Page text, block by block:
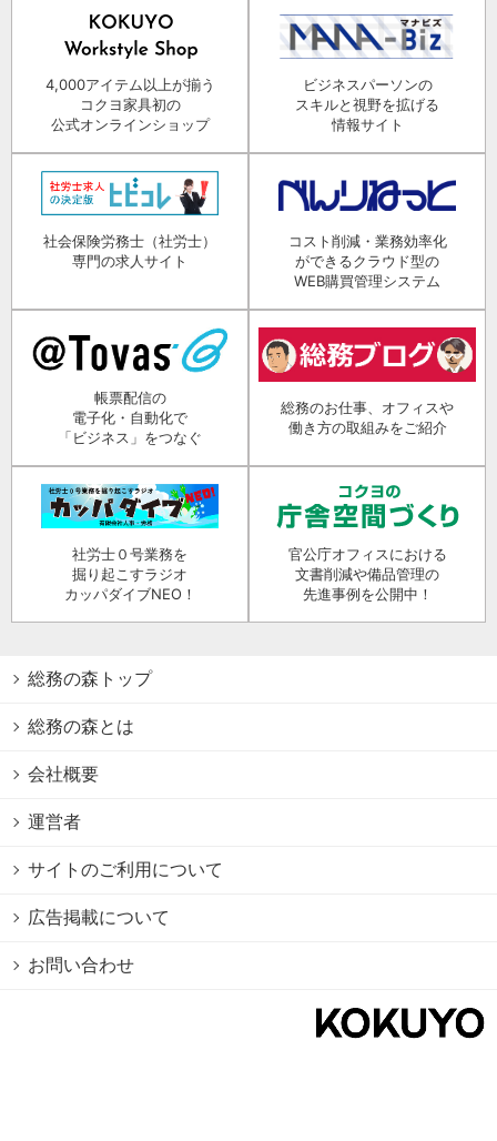
4,000アイテム以上が揃う
コクヨ家具初の
公式オンラインショップ
ビジネスパーソンの
スキルと視野を拡げる
情報サイト
社会保険労務士（社労士）
専門の求人サイト
コスト削減・業務効率化
ができるクラウド型の
WEB購買管理システム
帳票配信の
電子化・自動化で
「ビジネス」をつなぐ
総務のお仕事、オフィスや
働き方の取組みをご紹介
社労士０号業務を
掘り起こすラジオ
カッパダイブNEO！
官公庁オフィスにおける
文書削減や備品管理の
先進事例を公開中！
総務の森トップ
総務の森とは
会社概要
運営者
サイトのご利用について
広告掲載について
お問い合わせ